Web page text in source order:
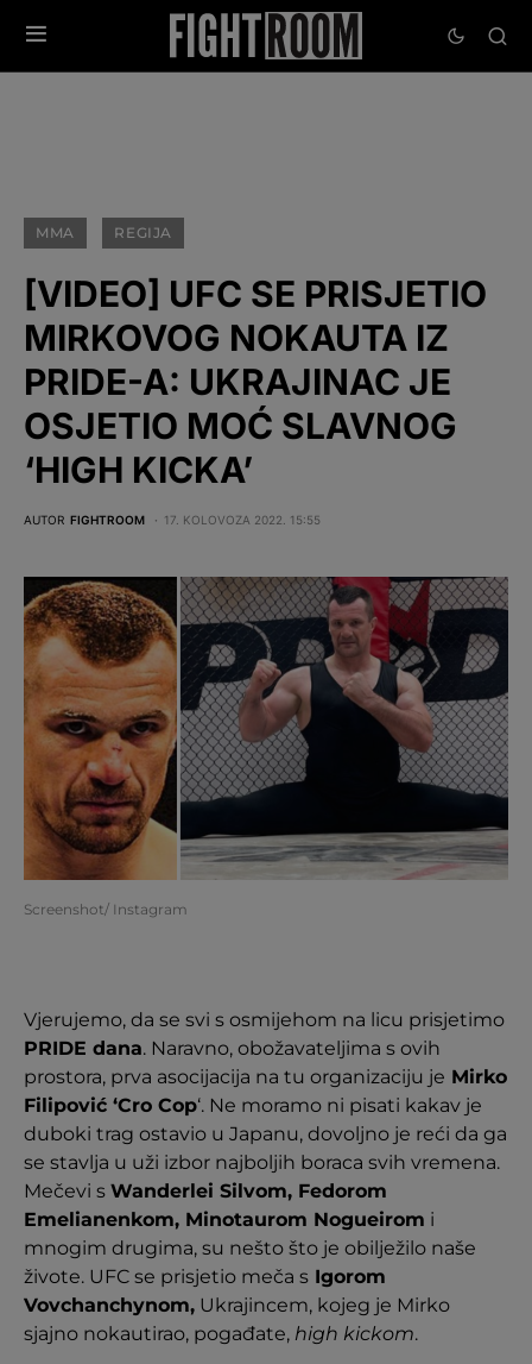
MMA REGIJA
[VIDEO] UFC SE PRISJETIO
MIRKOVOG NOKAUTA IZ
PRIDE-A: UKRAJINAC JE
OSJETIO MOĆ SLAVNOG
‘HIGH KICKA’
AUTOR FIGHTROOM 17. KOLOVOZA 2022. 15:55
Screenshot/ Instagram
Vjerujemo, da se svi s osmijehom na licu prisjetimo
PRIDE dana. Naravno, obožavateljima s ovih
prostora, prva asocijacija na tu organizaciju je Mirko
Filipović ‘Cro Cop‘. Ne moramo ni pisati kakav je
duboki trag ostavio u Japanu, dovoljno je reći da ga
se stavlja u uži izbor najboljih boraca svih vremena.
Mečevi s Wanderlei Silvom, Fedorom
Emelianenkom, Minotaurom Nogueirom i
mnogim drugima, su nešto što je obilježilo naše
živote. UFC se prisjetio meča s Igorom
Vovchanchynom, Ukrajincem, kojeg je Mirko
sjajno nokautirao, pogađate, high kickom.